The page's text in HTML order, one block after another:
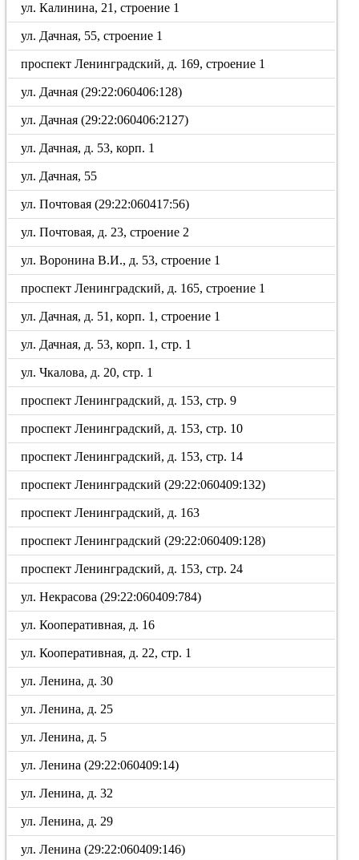
ул. Калинина, 21, строение 1
ул. Дачная, 55, строение 1
проспект Ленинградский, д. 169, строение 1
ул. Дачная (29:22:060406:128)
ул. Дачная (29:22:060406:2127)
ул. Дачная, д. 53, корп. 1
ул. Дачная, 55
ул. Почтовая (29:22:060417:56)
ул. Почтовая, д. 23, строение 2
ул. Воронина В.И., д. 53, строение 1
проспект Ленинградский, д. 165, строение 1
ул. Дачная, д. 51, корп. 1, строение 1
ул. Дачная, д. 53, корп. 1, стр. 1
ул. Чкалова, д. 20, стр. 1
проспект Ленинградский, д. 153, стр. 9
проспект Ленинградский, д. 153, стр. 10
проспект Ленинградский, д. 153, стр. 14
проспект Ленинградский (29:22:060409:132)
проспект Ленинградский, д. 163
проспект Ленинградский (29:22:060409:128)
проспект Ленинградский, д. 153, стр. 24
ул. Некрасова (29:22:060409:784)
ул. Кооперативная, д. 16
ул. Кооперативная, д. 22, стр. 1
ул. Ленина, д. 30
ул. Ленина, д. 25
ул. Ленина, д. 5
ул. Ленина (29:22:060409:14)
ул. Ленина, д. 32
ул. Ленина, д. 29
ул. Ленина (29:22:060409:146)